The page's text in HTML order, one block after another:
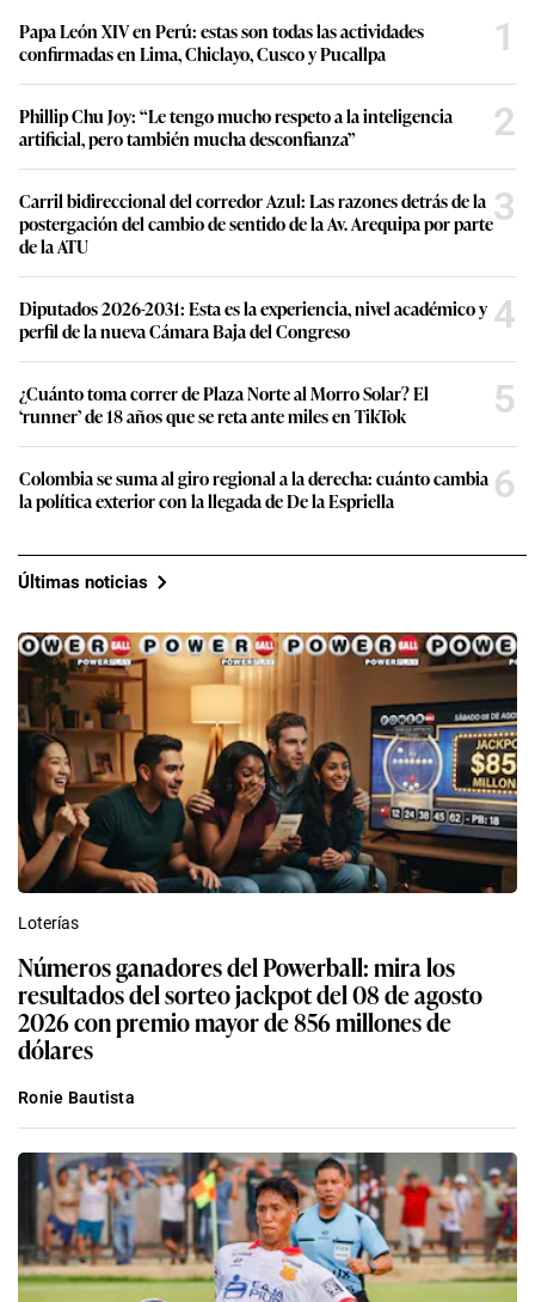
Papa León XIV en Perú: estas son todas las actividades
confirmadas en Lima, Chiclayo, Cusco y Pucallpa
1
Phillip Chu Joy: “Le tengo mucho respeto a la inteligencia
artificial, pero también mucha desconfianza”
2
Carril bidireccional del corredor Azul: Las razones detrás de la
postergación del cambio de sentido de la Av. Arequipa por parte
de la ATU
3
Diputados 2026-2031: Esta es la experiencia, nivel académico y
perfil de la nueva Cámara Baja del Congreso
4
¿Cuánto toma correr de Plaza Norte al Morro Solar? El
‘runner’ de 18 años que se reta ante miles en TikTok
5
Colombia se suma al giro regional a la derecha: cuánto cambia
la política exterior con la llegada de De la Espriella
6
Últimas noticias
Loterías
Números ganadores del Powerball: mira los
resultados del sorteo jackpot del 08 de agosto
2026 con premio mayor de 856 millones de
dólares
Ronie Bautista